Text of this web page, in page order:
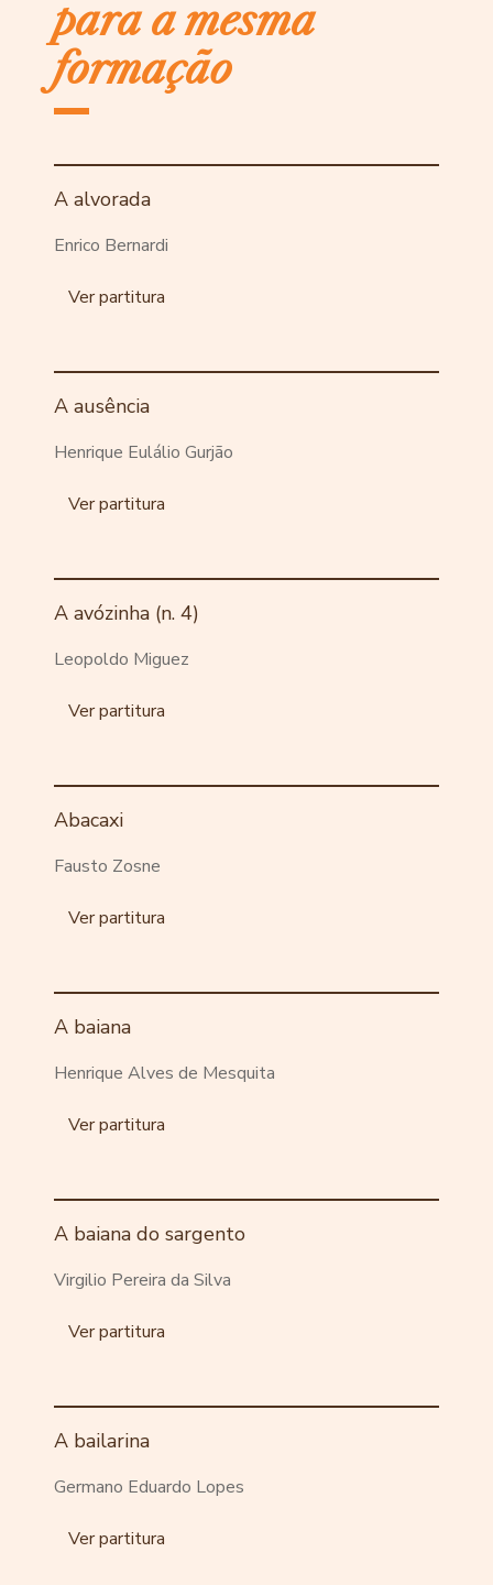
para a mesma
formação
A alvorada
Enrico Bernardi
Ver partitura
A ausência
Henrique Eulálio Gurjão
Ver partitura
A avózinha (n. 4)
Leopoldo Miguez
Ver partitura
Abacaxi
Fausto Zosne
Ver partitura
A baiana
Henrique Alves de Mesquita
Ver partitura
A baiana do sargento
Virgilio Pereira da Silva
Ver partitura
A bailarina
Germano Eduardo Lopes
Ver partitura